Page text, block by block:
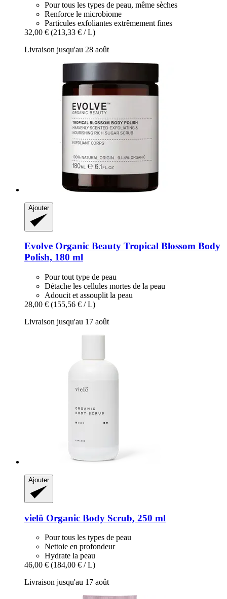
Pour tous les types de peau, même sèches
Renforce le microbiome
Particules exfoliantes extrêmement fines
32,00 € (213,33 € / L)
Livraison jusqu'au 28 août
Ajouter
Evolve Organic Beauty Tropical Blossom Body
Polish, 180 ml
Pour tout type de peau
Détache les cellules mortes de la peau
Adoucit et assouplit la peau
28,00 € (155,56 € / L)
Livraison jusqu'au 17 août
Ajouter
vielö Organic Body Scrub, 250 ml
Pour tous les types de peau
Nettoie en profondeur
Hydrate la peau
46,00 € (184,00 € / L)
Livraison jusqu'au 17 août